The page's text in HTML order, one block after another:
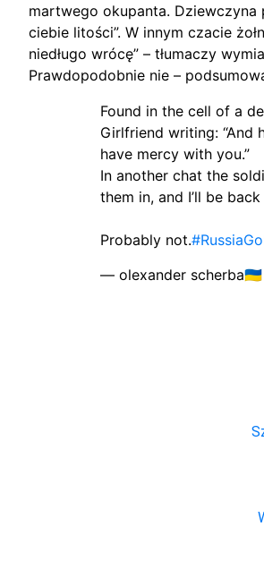
martwego okupanta. Dziewczyna
ciebie litości”. W innym czacie
niedługo wrócę” – tłumaczy
Prawdopodobnie nie –
Found in the cell of a
Girlfriend writing: “And
have mercy with you.”
In another chat the
them in, and I’ll be back
Probably not.
— olexander scherba🇺🇦